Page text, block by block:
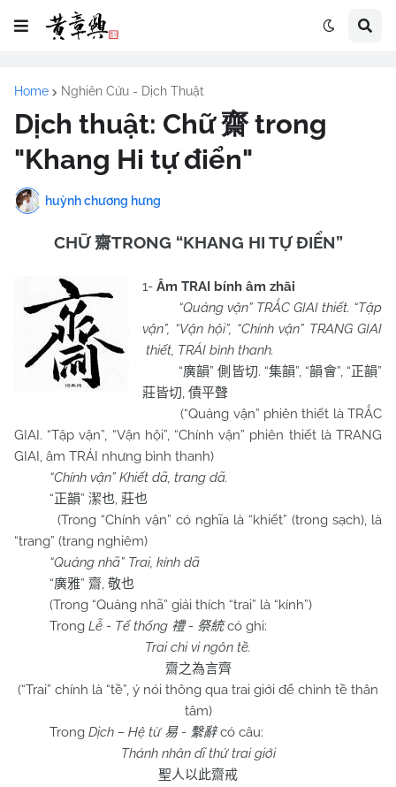
Home Nghiên Cứu - Dịch Thuật
Dịch thuật: Chữ 齋 trong
"Khang Hi tự điển"
huỳnh chương hưng
CHỮ齋TRONG “KHANG HI TỰ ĐIỂN”
1- Âm TRAI bính âm zhāi
“Quảng vận” TRẮC GIAI thiết. “Tập
vận”, “Vận hội”, “Chính vận” TRANG GIAI
thiết, TRÁI bình thanh.
“廣韻”側皆切. “集韻”, “韻會”, “正韻”
莊皆切, 債平聲
(“Quảng vận” phiên thiết là TRẮC
GIAI. “Tập vận”, “Vận hội”, “Chính vận” phiên thiết là TRANG
GIAI, âm TRÁI nhưng bình thanh)
“Chính vận” Khiết dã, trang dã.
“正韻” 潔也, 莊也
(Trong “Chính vận” có nghĩa là “khiết” (trong sạch), là
“trang” (trang nghiêm)
“Quảng nhã” Trai, kính dã
“廣雅” 齋, 敬也
(Trong “Quảng nhã” giải thích “trai” là “kính”)
Trong Lễ - Tế thống 禮- 祭統 có ghi:
Trai chi vi ngôn tề.
齋之為言齊
(“Trai” chính là “tề”, ý nói thông qua trai giới để chỉnh tề thân
tâm)
Trong Dịch – Hệ từ 易- 繫辭 có câu:
Thánh nhân dĩ thử trai giới
聖人以此齋戒